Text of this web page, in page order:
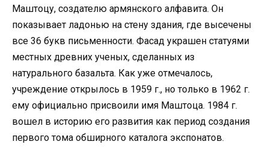
Маштоцу, создателю армянского алфавита. Он
показывает ладонью на стену здания, где высечены
все 36 букв письменности. Фасад украшен статуями
местных древних ученых, сделанных из
натурального базальта. Как уже отмечалось,
учреждение открылось в 1959 г., но только в 1962 г.
ему официально присвоили имя Маштоца. 1984 г.
вошел в историю его развития как период создания
первого тома обширного каталога экспонатов.